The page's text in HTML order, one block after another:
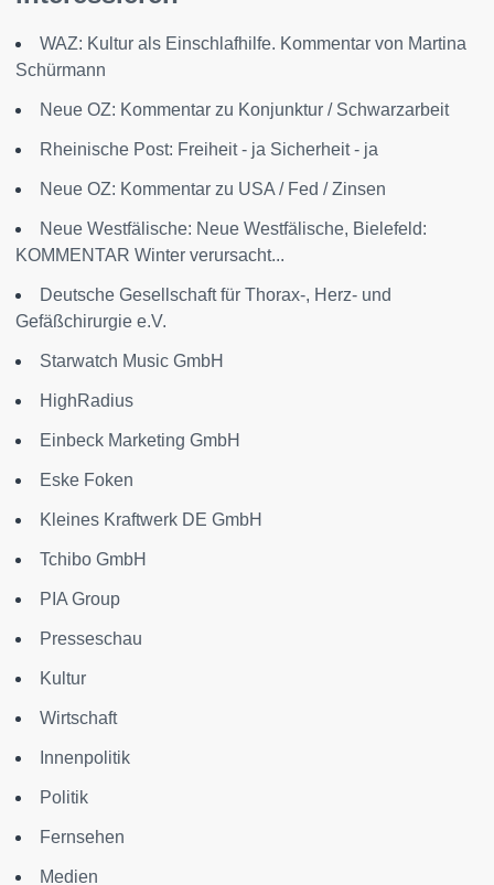
WAZ: Kultur als Einschlafhilfe. Kommentar von Martina
Schürmann
Neue OZ: Kommentar zu Konjunktur / Schwarzarbeit
Rheinische Post: Freiheit - ja Sicherheit - ja
Neue OZ: Kommentar zu USA / Fed / Zinsen
Neue Westfälische: Neue Westfälische, Bielefeld:
KOMMENTAR Winter verursacht...
Deutsche Gesellschaft für Thorax-, Herz- und
Gefäßchirurgie e.V.
Starwatch Music GmbH
HighRadius
Einbeck Marketing GmbH
Eske Foken
Kleines Kraftwerk DE GmbH
Tchibo GmbH
PIA Group
Presseschau
Kultur
Wirtschaft
Innenpolitik
Politik
Fernsehen
Medien